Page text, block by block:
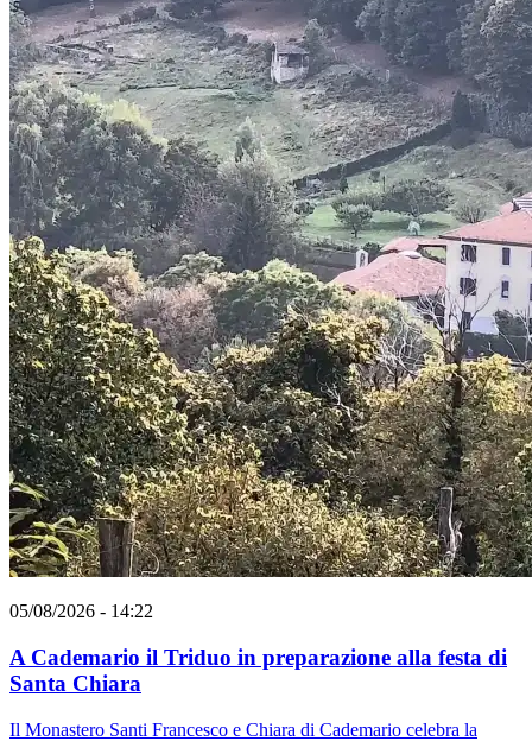
05/08/2026 - 14:22
A Cademario il Triduo in preparazione alla festa di
Santa Chiara
Il Monastero Santi Francesco e Chiara di Cademario celebra la